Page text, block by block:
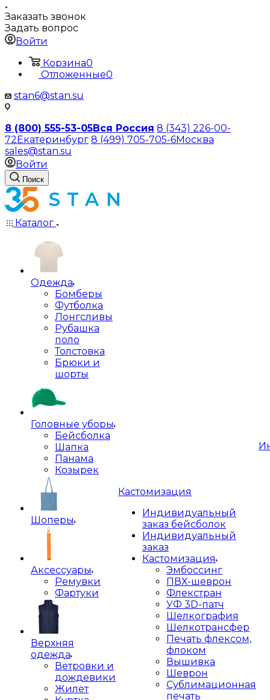
Заказать звонок
Задать вопрос
Войти
Корзина0
Отложенные0
stan6@stan.su
8 (800) 555-53-05Вся Россия 8 (343) 226-00-
72Екатеринбург 8 (499) 705-705-6Москва
sales@stan.su
Войти
Поиск
Каталог
Одежда
Бомберы
Футболка
Лонгсливы
Рубашка
поло
Толстовка
Брюки и
шорты
Головные уборы
Бейсболка
Шапка
Панама
Козырек
Шоперы
Аксессуары
Ремувки
Фартуки
Верхняя
одежда
Ветровки и
дождевики
Жилет
Кастомизация
Индивидуальный
заказ бейсболок
Индивидуальный
заказ
Кастомизация
Эмбоссинг
ПВХ-шеврон
Флекстран
УФ 3D-патч
Шелкография
Шелкотрансфер
Печать флексом,
флоком
Вышивка
Шеврон
Сублимационная
печать